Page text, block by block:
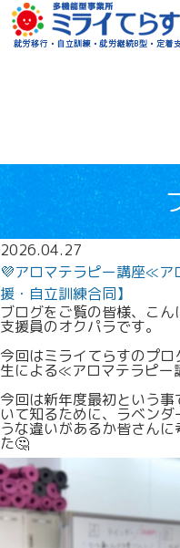
2026.04.27
💜アロマテラピー講座≪
援・自立訓練合同】
ブログをご覧の皆様、こん
支援員のオクパラです。
今回はミライてらすのプ
生による≪アロマテラピ
今回は新年度最初という
いて知るために、ラベン
うな違いがあるか皆さん
た🤔